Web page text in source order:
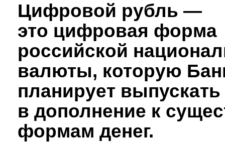
Цифровой рубль —
это цифровая форма
российской
валюты, которую
планирует выпускать
в дополнение к
формам денег.